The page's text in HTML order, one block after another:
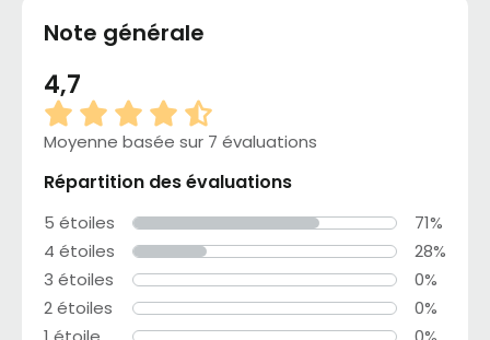
Note générale
4,7
Moyenne basée sur 7 évaluations
Répartition des évaluations
5 étoiles
71%
4 étoiles
28%
3 étoiles
0%
2 étoiles
0%